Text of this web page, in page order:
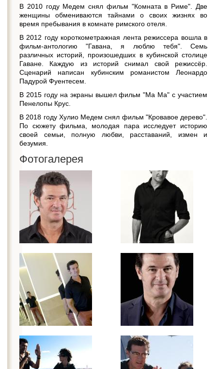
В 2010 году Медем снял фильм "Комната в Риме". Две
женщины обмениваются тайнами о своих жизнях во
время пребывания в комнате римского отеля.
В 2012 году короткометражная лента режиссера вошла в
фильм-антологию "Гавана, я люблю тебя". Семь
различных историй, произошедших в кубинской столице
Гаване. Каждую из историй снимал свой режиссёр.
Сценарий написан кубинским романистом Леонардо
Падурой Фуентесем.
В 2015 году на экраны вышел фильм "Ма Ма" с участием
Пенелопы Крус.
В 2018 году Хулио Медем снял фильм "Кровавое дерево".
По сюжету фильма, молодая пара исследует историю
своей семьи, полную любви, расставаний, измен и
безумия.
Фотогалерея